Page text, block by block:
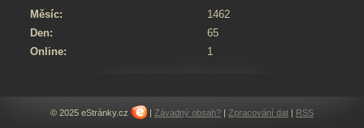
Online: 1
Měsíc:
1462
Den:
65
© 2025 eStránky.cz | Závadný obsah? | Zpracování dat | RSS